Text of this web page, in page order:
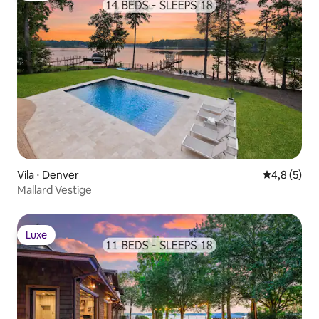
Vila ⋅ Denver 4,8 de
4,8 (5)
Mallard Vestige
Luxe
Luxe